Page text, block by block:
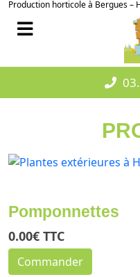
Production horticole à Bergues
Pomponnettes
0.00€ TTC
Commander